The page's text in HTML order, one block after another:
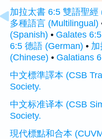
加拉太書 6:5 雙語聖經
多種語言 (Multilingual)
(Spanish) • Galates
6:5 德語 (German) •
(Chinese) • Galatians
中文標準譯本 (CSB
Society.
中文标准译本 (CSB
Society.
現代標點和合本